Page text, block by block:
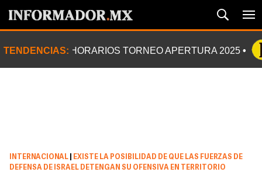
TENDENCIAS: HORARIOS TORNEO APERTURA 2025
INTERNACIONAL
EXISTE LA POSIBILIDAD DE QUE LAS FUERZAS DE
DEFENSA DE ISRAEL DETENGAN SU OFENSIVA EN TERRITORIO